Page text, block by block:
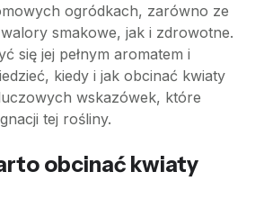
ogródkach, zarówno ze
smakowe, jak i zdrowotne.
się jej pełnym aromatem i
kiedy i jak obcinać kwiaty
wskazówek, które
tej rośliny.
obcinać kwiaty